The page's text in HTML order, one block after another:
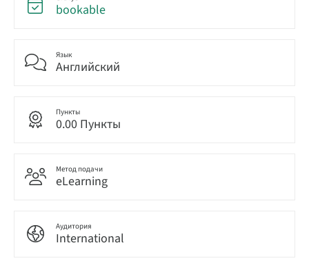
bookable
Язык
Английский
Пункты
0.00 Пункты
Метод подачи
eLearning
Аудитория
International